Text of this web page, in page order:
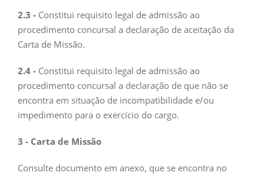
2.3 - Constitui requisito legal de admissão ao
procedimento concursal a declaração de aceitação da
Carta de Missão.
2.4 - Constitui requisito legal de admissão ao
procedimento concursal a declaração de que não se
encontra em situação de incompatibilidade e/ou
impedimento para o exercício do cargo.
3 - Carta de Missão
Consulte documento em anexo, que se encontra no